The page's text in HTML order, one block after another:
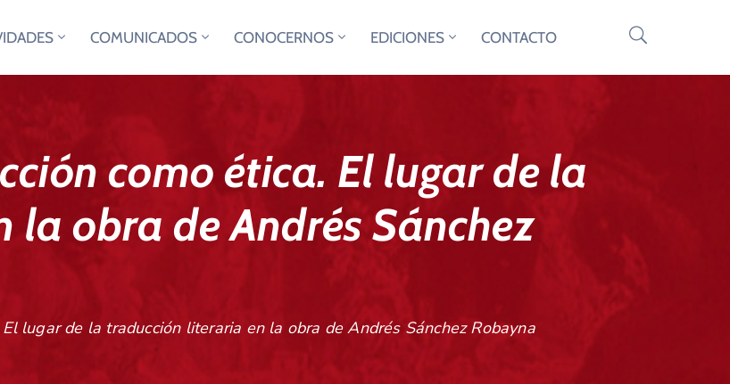
COMUNICADOS CONOCERNOS EDICIONES CONTACTO
como ética. El lugar de la
obra de Andrés Sánchez
lugar de la traducción literaria en la obra de Andrés Sánchez Robayna